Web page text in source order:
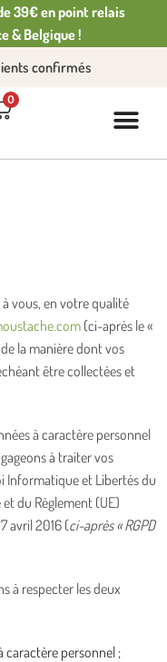
39€ en point relais
& Belgique !
confirmés
0
vous, en votre qualité
(ci-après le «
la manière dont vos
être collectées et
à caractère personnel
à traiter vos
Informatique et Libertés du
du Règlement (UE)
avril 2016 (ci-après « RGPD
à respecter les deux
caractère personnel ;